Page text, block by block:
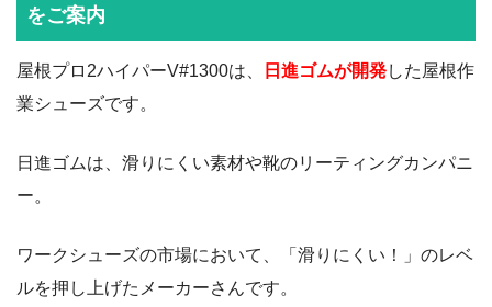
をご案内
屋根プロ2ハイパーV#1300は、 日進ゴムが開発した屋根作
業シューズです。
日進ゴムは、滑りにくい素材や靴のリーティングカンパニ
ー。
ワークシューズの市場において、「滑りにくい！」のレベ
ルを押し上げたメーカーさんです。